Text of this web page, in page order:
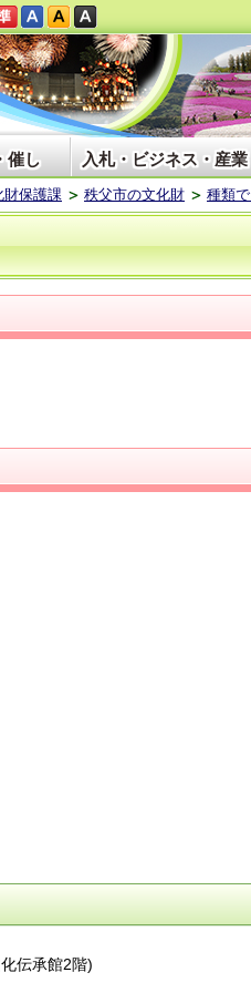
催し 入札・ビジネス・産業
財保護課 秩父市の文化財 種類
伝承館2階)